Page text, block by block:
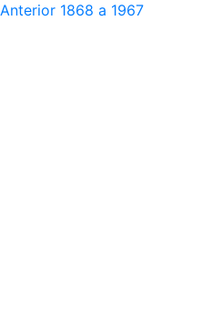
Anterior 1868 a 1967